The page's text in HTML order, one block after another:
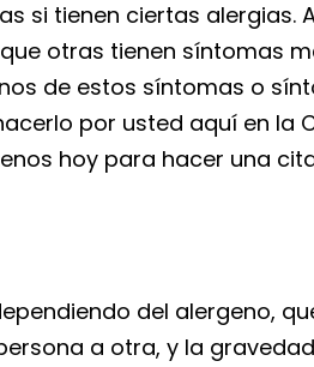
si tienen ciertas alergias.
otras tienen síntomas
de estos síntomas o
por usted aquí en la
hoy para hacer una
del alergeno,
a otra, y la